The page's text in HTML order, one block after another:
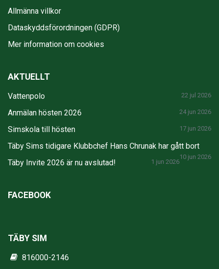
Allmänna villkor
Dataskyddsförordningen (GDPR)
Mer information om cookies
AKTUELLT
Vattenpolo 22 jul 2026
Anmälan hösten 2026 24 jun 2026
Simskola till hösten 17 jun 2026
Täby Sims tidigare Klubbchef Hans Chrunak har gått bort
10 jun 2026
Täby Invite 2026 är nu avslutad! 1 jun 2026
FACEBOOK
TÄBY SIM
816000-2146